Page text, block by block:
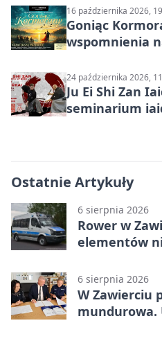
16 października 2026,
Goniąc
wspomnienia
24 października 2026,
Ju Ei Shi Zan
seminarium
Ostatnie Artykuły
6 sierpnia 2026
Rower w
elementów
6 sierpnia 2026
W Zawierciu
mundurowa.